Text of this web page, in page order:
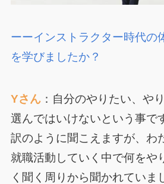
ーーインストラクター時代の
を学びましたか？
Yさん：自分のやりたい、や
選んではいけないという事で
訳のように聞こえますが、わ
就職活動していく中で何をや
く聞く周りから聞かれていま